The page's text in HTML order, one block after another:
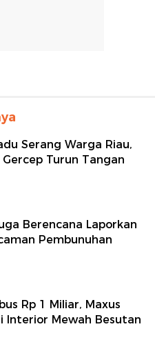
Serang Warga Riau,
Gercep Turun Tangan
Berencana Laporkan
Pembunuhan
Rp 1 Miliar, Maxus
Interior Mewah Besutan